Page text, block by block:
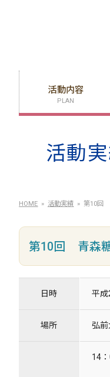
活動内容
PLAN
活動
HOME 活動実績 第10回
第10回 青森
日時 平
場所 弘
14